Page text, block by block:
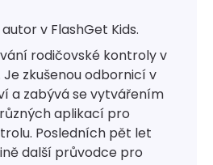
v FlashGet Kids.
rodičovské kontroly v
zkušenou odbornicí v
a zabývá se vytvářením
aplikací pro
Posledních pět let
další průvodce pro